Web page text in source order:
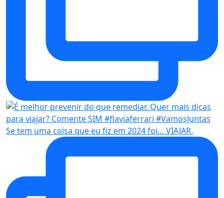
Se tem uma coisa que eu fiz em 2024 foi… VIAJAR.